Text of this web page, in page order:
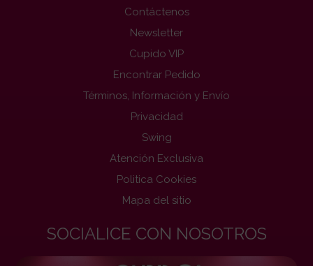
Contáctenos
Newsletter
Cupido VIP
Encontrar Pedido
Términos, Información y Envío
Privacidad
Swing
Atención Exclusiva
Politica Cookies
Mapa del sitio
SOCIALICE CON NOSOTROS